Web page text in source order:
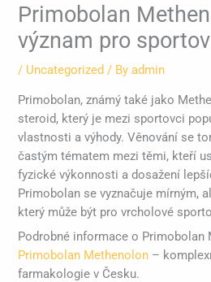
Primobolan
význam pro
/ Uncategorized / Byadmin
Primobolan, známý také jako
steroid, který je mezi sportovci
vlastnosti a výhody. Věnování se
častým tématem mezi těmi, kteří
fyzické výkonnosti a dosažení
Primobolan se vyznačuje mírným,
který může být pro vrcholové
Podrobné informace o Primobolan
Primobolan Methenolon –
farmakologie v Česku.